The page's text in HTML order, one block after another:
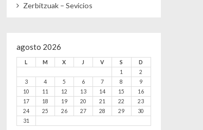
Zerbitzuak – Sevicios
agosto 2026
L M X J V S
D
1
2
3
4 5 6 7 8
9
10
11 12 13 14 15
16
17
18 19 20 21 22
23
24
25 26 27 28 29
30
31